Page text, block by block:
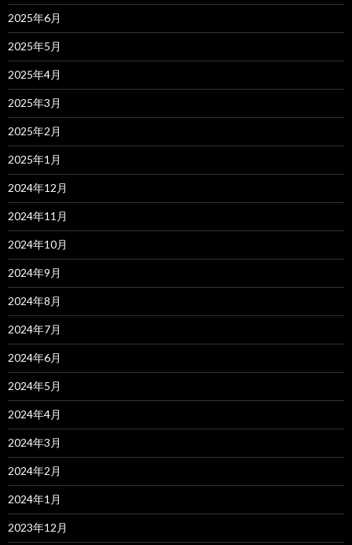
2025年6月
2025年5月
2025年4月
2025年3月
2025年2月
2025年1月
2024年12月
2024年11月
2024年10月
2024年9月
2024年8月
2024年7月
2024年6月
2024年5月
2024年4月
2024年3月
2024年2月
2024年1月
2023年12月